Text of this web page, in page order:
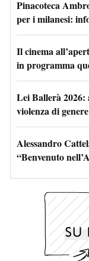
Pinacoteca
per i milanesi:
Il cinema
in programma
Lei Ballerà 2026:
violenza di
Alessandro
“Benvenuto